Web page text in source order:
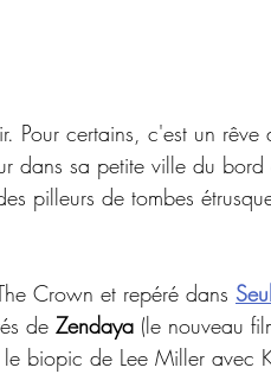
Pour certains, c'est un rêve
dans sa petite ville du
pilleurs de tombes
Crown et repéré dans
de Zendaya (le nouveau
le biopic de Lee Miller avec